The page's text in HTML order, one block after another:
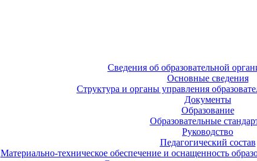
Сведения об образовательной
Основные сведения
Структура и органы управления
Документы
Образование
Образовательные
Руководство
Педагогический состав
Материально-техническое обеспечение и оснащенность